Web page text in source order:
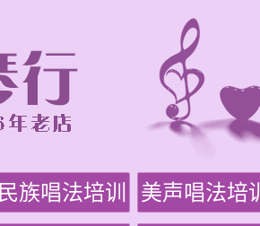
民族唱法培训 美声唱法培训